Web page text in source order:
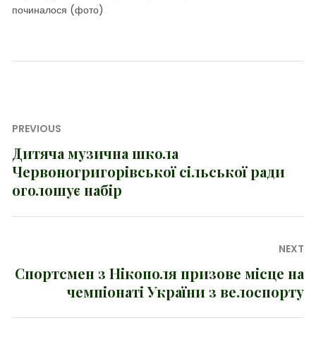
починалося (фото)
Навігація
записів
PREVIOUS
Previous
post:
Дитяча музична школа
Червоногригорівської сільської ради
оголошує набір
NEXT
Next
Спортсмен з Нікополя призове місце на
чемпіонаті України з велоспорту